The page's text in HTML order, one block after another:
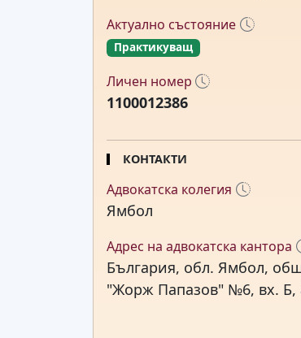
Актуално състояние
Практикуващ
Личен номер
1100012386
КОНТАКТИ
Адвокатска колегия
Ямбол
Адрес на адвокатска кантора
България, обл. Ямбол,
"Жорж Папазов" №6, вх. Б,